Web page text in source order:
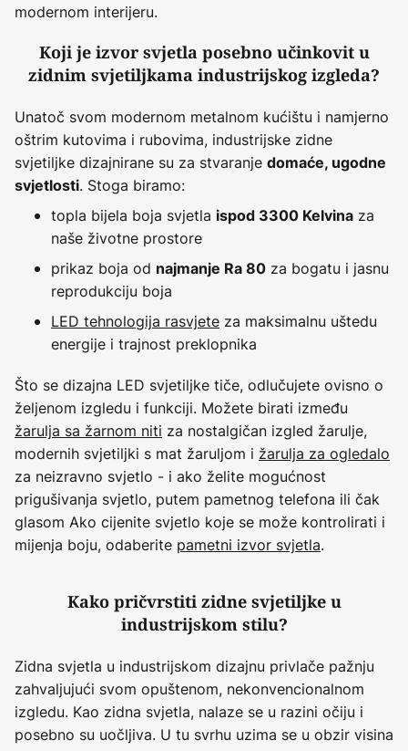
modernom interijeru.
Koji je izvor svjetla posebno učinkovit u
zidnim svjetiljkama industrijskog izgleda?
Unatoč svom modernom metalnom kućištu i namjerno
oštrim kutovima i rubovima, industrijske zidne
svjetiljke dizajnirane su za stvaranje domaće, ugodne
svjetlosti. Stoga biramo:
topla bijela boja svjetla ispod 3300 Kelvina za
naše životne prostore
prikaz boja od najmanje Ra 80 za bogatu i jasnu
reprodukciju boja
LED tehnologija rasvjete za maksimalnu uštedu
energije i trajnost preklopnika
Što se dizajna LED svjetiljke tiče, odlučujete ovisno o
željenom izgledu i funkciji. Možete birati između
žarulja sa žarnom niti za nostalgičan izgled žarulje,
modernih svjetiljki s mat žaruljom i žarulja za ogledalo
za neizravno svjetlo - i ako želite mogućnost
prigušivanja svjetlo, putem pametnog telefona ili čak
glasom Ako cijenite svjetlo koje se može kontrolirati i
mijenja boju, odaberite pametni izvor svjetla.
Kako pričvrstiti zidne svjetiljke u
industrijskom stilu?
Zidna svjetla u industrijskom dizajnu privlače pažnju
zahvaljujući svom opuštenom, nekonvencionalnom
izgledu. Kao zidna svjetla, nalaze se u razini očiju i
posebno su uočljiva. U tu svrhu uzima se u obzir visina